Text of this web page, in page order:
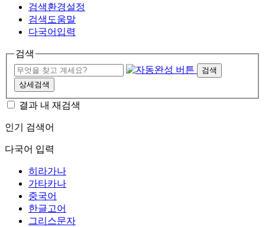
검색환경설정
검색도움말
다국어입력
검색
검색
상세검색
결과 내 재검색
인기 검색어
다국어 입력
히라가나
가타카나
중국어
한글고어
그리스문자